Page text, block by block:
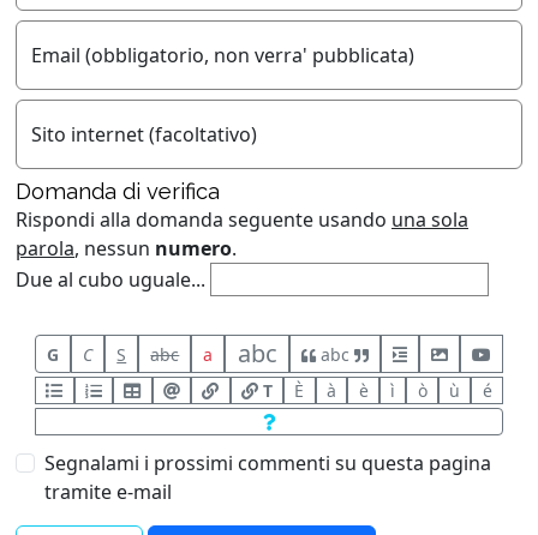
Email (obbligatorio, non verra' pubblicata)
Sito internet (facoltativo)
Domanda di verifica
Rispondi alla domanda seguente usando una sola
parola, nessun numero.
Due al cubo uguale...
G C S abc a abc
abc
T
È à è ì ò ù é
Segnalami i prossimi commenti su questa pagina
tramite e-mail